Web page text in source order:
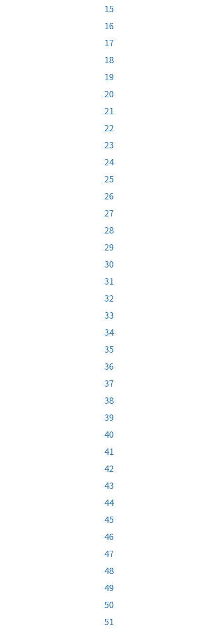
15
16
17
18
19
20
21
22
23
24
25
26
27
28
29
30
31
32
33
34
35
36
37
38
39
40
41
42
43
44
45
46
47
48
49
50
51